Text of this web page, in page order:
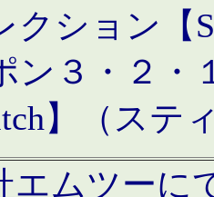
クション【
ン３・２
】（ステ
エムツーに